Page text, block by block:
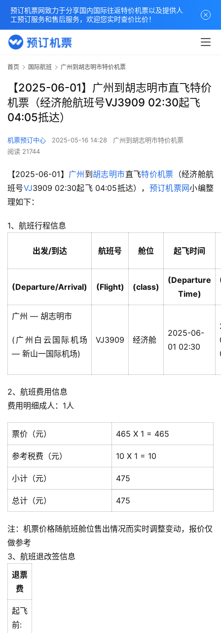
首页 国际航班 广州到胡志明市特价机票
【2025-06-01】广州到胡志明市直飞特价
机票（经济舱航班号VJ3909 02:30起飞
04:05抵达）
机票预订中心 2025-05-16 14:28
广州到胡志明市特价机票
阅读 21744
【2025-06-01】 广州 到胡志明市直飞特价机票 （经济舱航
班号VJ3909 02:30起飞 04:05抵达）， 预订机票网小编整
理如下：
1、航班行程信息
出发/到达 航班号 舱位 起飞时间
(Departure/Arrival) (Flight) (class)
(Departure
Time)
广州 — 胡志明市
(广州白云国际机场
— 新山一国际机场)
VJ3909 经济舱
2025-06-
01 02:30
2、航班费用信息
费用明细成人：1人
票价（元） 465 X 1 = 465
参考税费（元） 10 X 1 = 10
小计（元） 475
总计（元） 475
注：机票价格随航班舱位售出情况而实时调整变动，报价仅
做参考
3、航班退改签信息
退票
费
起飞
前:
预订机票网致力于分享国内国际往返特价机票以及提供人
工预订服务和售后服务，欢迎您实时查价比价！